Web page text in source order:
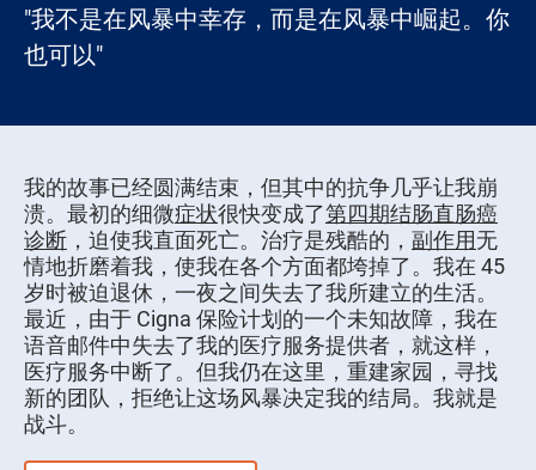
"我不是在风暴中幸存，而是在风暴中崛起。你
也可以"
我的故事已经圆满结束，但其中的抗争几乎让我崩
溃。最初的细微症状很快变成了第四期结肠直肠癌
诊断 ，迫使我直面死亡。治疗是残酷的， 副作用无
情地折磨着我，使我在各个方面都垮掉了。我在 45
岁时被迫退休，一夜之间失去了我所建立的生活。
最近，由于 Cigna 保险计划的一个未知故障，我在
语音邮件中失去了我的医疗服务提供者，就这样，
医疗服务中断了。但我仍在这里，重建家园，寻找
新的团队，拒绝让这场风暴决定我的结局。我就是
战斗。